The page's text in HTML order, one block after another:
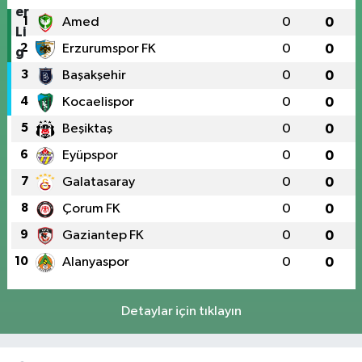
1 Amed 0 0
2 Erzurumspor FK 0 0
3 Başakşehir 0 0
4 Kocaelispor 0 0
5 Beşiktaş 0 0
6 Eyüpspor 0 0
7 Galatasaray 0 0
8 Çorum FK 0 0
9 Gaziantep FK 0 0
10 Alanyaspor 0 0
Detaylar için tıklayın